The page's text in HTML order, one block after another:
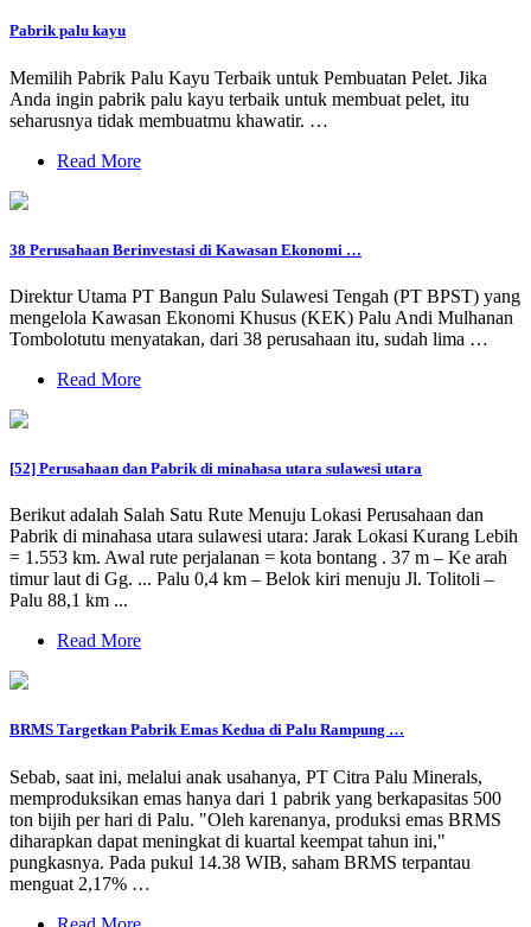
Pabrik palu kayu
Memilih Pabrik Palu Kayu Terbaik untuk Pembuatan Pelet. Jika
Anda ingin pabrik palu kayu terbaik untuk membuat pelet, itu
seharusnya tidak membuatmu khawatir. …
Read More
38 Perusahaan Berinvestasi di Kawasan Ekonomi …
Direktur Utama PT Bangun Palu Sulawesi Tengah (PT BPST) yang
mengelola Kawasan Ekonomi Khusus (KEK) Palu Andi Mulhanan
Tombolotutu menyatakan, dari 38 perusahaan itu, sudah lima …
Read More
[52] Perusahaan dan Pabrik di minahasa utara sulawesi utara
Berikut adalah Salah Satu Rute Menuju Lokasi Perusahaan dan
Pabrik di minahasa utara sulawesi utara: Jarak Lokasi Kurang Lebih
= 1.553 km. Awal rute perjalanan = kota bontang . 37 m – Ke arah
timur laut di Gg. ... Palu 0,4 km – Belok kiri menuju Jl. Tolitoli –
Palu 88,1 km ...
Read More
BRMS Targetkan Pabrik Emas Kedua di Palu Rampung …
Sebab, saat ini, melalui anak usahanya, PT Citra Palu Minerals,
memproduksikan emas hanya dari 1 pabrik yang berkapasitas 500
ton bijih per hari di Palu. "Oleh karenanya, produksi emas BRMS
diharapkan dapat meningkat di kuartal keempat tahun ini,"
pungkasnya. Pada pukul 14.38 WIB, saham BRMS terpantau
menguat 2,17% …